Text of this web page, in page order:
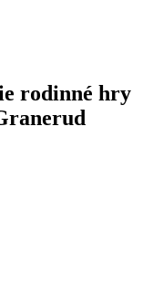
rodinné hry